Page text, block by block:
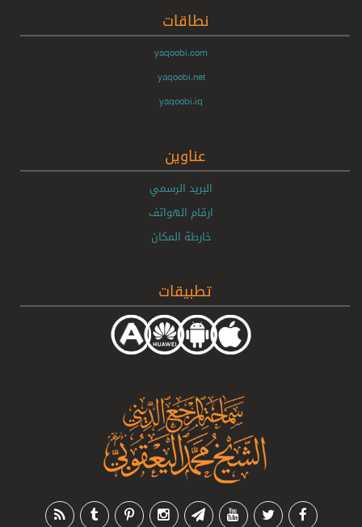
نطاقات
yaqoobi.com
yaqoobi.net
yaqoobi.iq
عناوين
البريد الرسمي
ارقام الهواتف
خارطة المكان
تطبيقات